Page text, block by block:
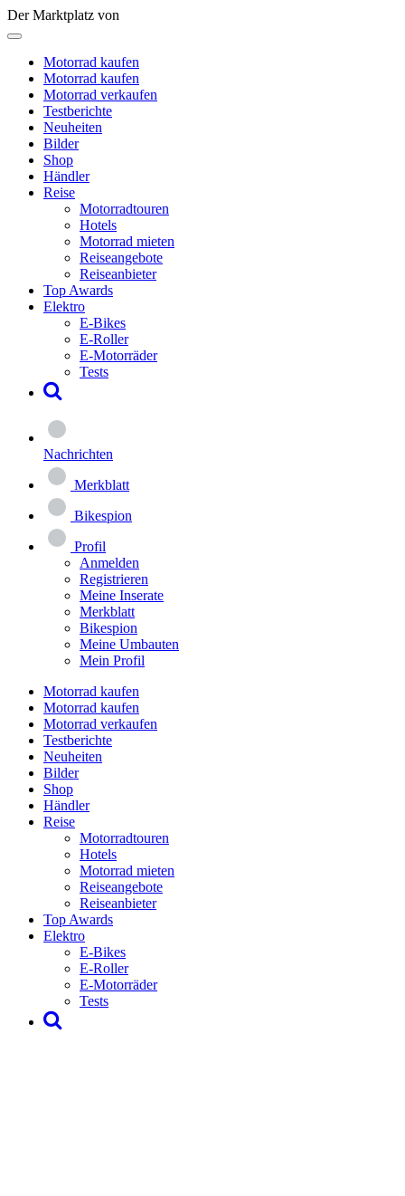
Der Marktplatz von
Motorrad kaufen
Motorrad kaufen
Motorrad verkaufen
Testberichte
Neuheiten
Bilder
Shop
Händler
Reise
Motorradtouren
Hotels
Motorrad mieten
Reiseangebote
Reiseanbieter
Top Awards
Elektro
E-Bikes
E-Roller
E-Motorräder
Tests
Nachrichten
Merkblatt
Bikespion
Profil
Anmelden
Registrieren
Meine Inserate
Merkblatt
Bikespion
Meine Umbauten
Mein Profil
Motorrad kaufen
Motorrad kaufen
Motorrad verkaufen
Testberichte
Neuheiten
Bilder
Shop
Händler
Reise
Motorradtouren
Hotels
Motorrad mieten
Reiseangebote
Reiseanbieter
Top Awards
Elektro
E-Bikes
E-Roller
E-Motorräder
Tests